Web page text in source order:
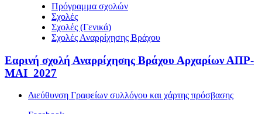
Πρόγραμμα σχολών
Σχολές
Σχολές (Γενικά)
Σχολές Αναρρίχησης Βράχου
Εαρινή σχολή Αναρρίχησης Βράχου Αρχαρίων ΑΠΡ-
ΜΑΙ 2027
Διεύθυνση Γραφείων συλλόγου και χάρτης πρόσβασης